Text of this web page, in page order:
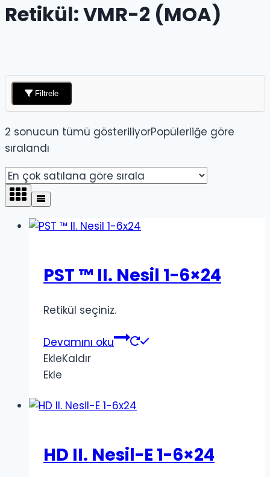
Retikül:VMR-2 (MOA)
Filtrele
2 sonucun tümü gösteriliyorPopülerliğe göre
sıralandı
PST ™ II. Nesil 1-6×24
Retikül seçiniz.
Devamını oku
EkleKaldır
Ekle
HD II. Nesil-E 1-6×24